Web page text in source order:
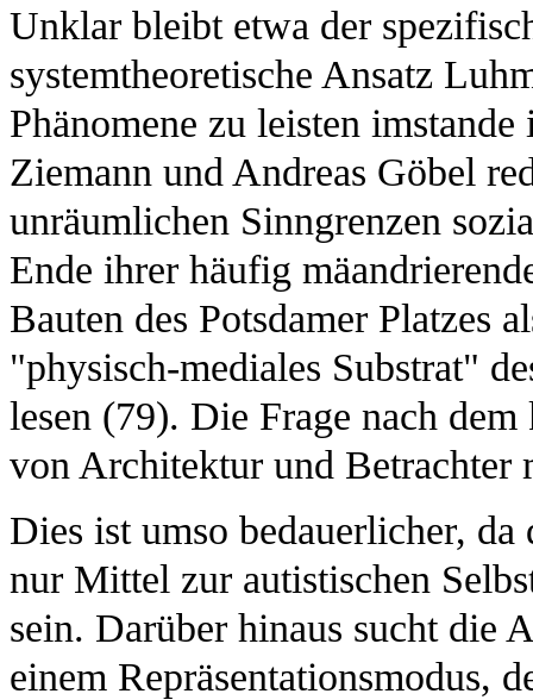
Unklar bleibt etwa der
systemtheoretische Ansatz
Phänomene zu leisten
Ziemann und Andreas Göbel
unräumlichen Sinngrenzen
Ende ihrer häufig
Bauten des Potsdamer Platzes
"physisch-mediales Substrat"
lesen (79). Die Frage nach
von Architektur und Betrachter
Dies ist umso bedauerlicher,
nur Mittel zur autistischen
sein. Darüber hinaus sucht die
einem Repräsentationsmodus,